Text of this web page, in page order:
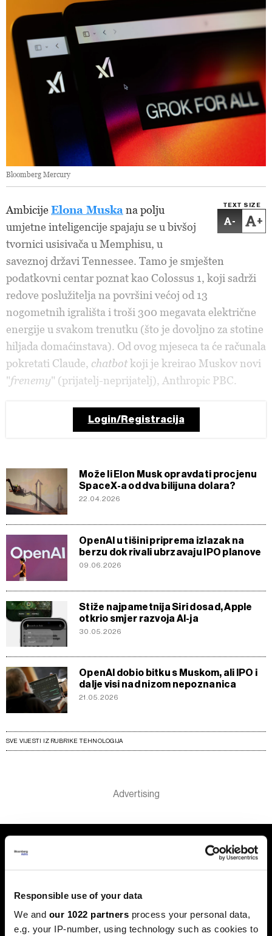
Responsible use of your data
We and our 1022 partners process your personal data,
e.g. your IP-number, using technology such as cookies to
Bloomberg Mercury
TEXT SIZE
- +
AmbicijeElona Muska na polju
umjetne inteligencije spajaju se u bivšoj
tvornici usisivača u Memphisu, u
saveznoj državi Tennessee. Tamo je smješten
podatkovni centar poznat kao Colossus 1, koji sadrži
redove poslužitelja na površini većoj od 13
nogometnih igrališta i troši 300 megavata električne
energije u svakom trenutku (što je dovoljno za stotine
hiljada domaćinstava). Od ovog mjeseca ta će računala
pokretati Claude, chatbotkoji je kreirao Muskov novi
"frenemy" (prijatelj-neprijatelj), Anthropic PBC.
Login/Registracija
Može li Elon Musk opravdati procjenu
SpaceX-a od dva bilijuna dolara?
22.04.2026
OpenAI u tišini priprema izlazak na
berzu dok rivali ubrzavaju IPO planove
09.06.2026
Stiže najpametnija Siri dosad, Apple
otkrio smjer razvoja AI-ja
30.05.2026
OpenAI dobio bitku s Muskom, ali IPO i
dalje visi nad nizom nepoznanica
21.05.2026
SVE VIJESTI IZ RUBRIKE TEHNOLOGIJA